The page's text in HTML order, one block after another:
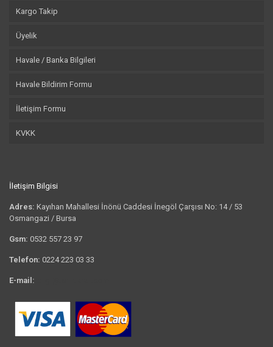
Kargo Takip
Üyelik
Havale / Banka Bilgileri
Havale Bildirim Formu
İletişim Formu
KVKK
İletişim Bilgisi
Adres: Kayıhan Mahallesi İnönü Caddesi İnegöl Çarşısı No: 14 / 53
Osmangazi / Bursa
Gsm: 0532 557 23 97
Telefon: 0224 223 03 33
E-mail: